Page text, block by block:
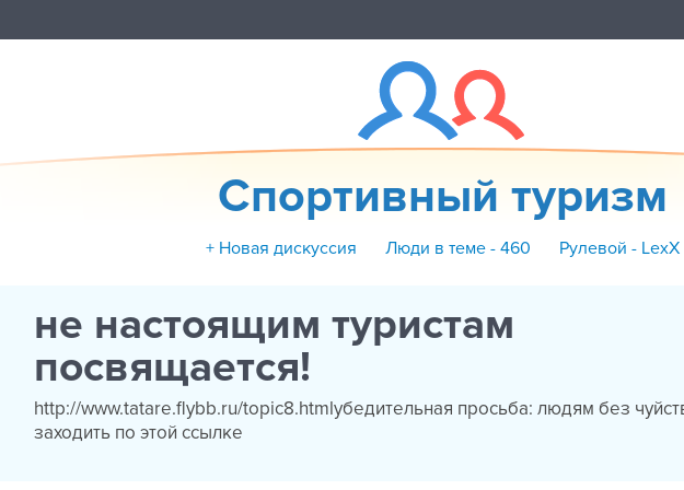
Спортивный туризм
+ Новая дискуссия Люди в теме - 460 Рулевой - LexX
не настоящим туристам
посвящается!
http://www.tatare.flybb.ru/topic8.htmlубедительная просьба: людям без
заходить по этой ссылке